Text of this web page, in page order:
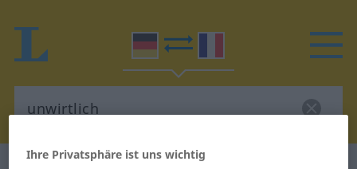
Ihre Privatsphäre ist uns wichtig